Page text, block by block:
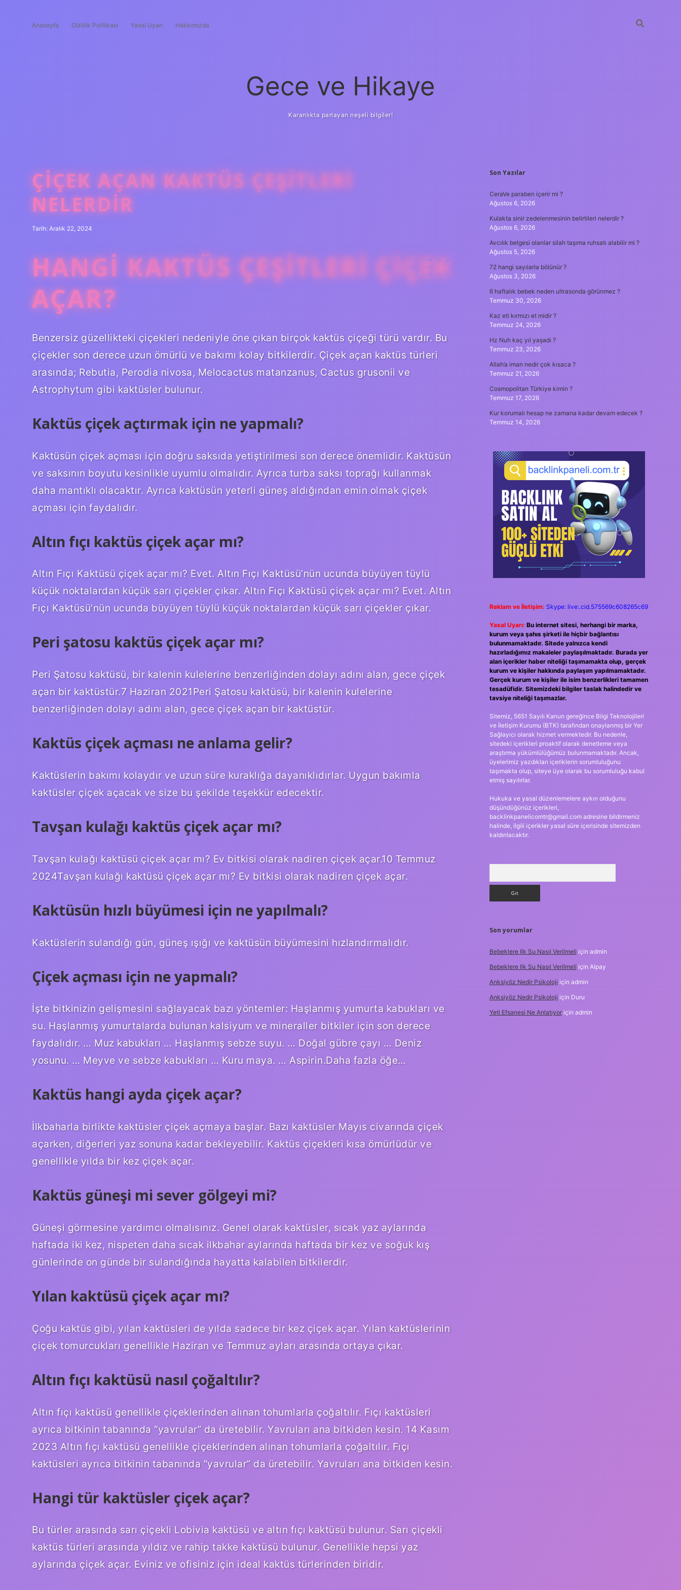
Anasayfa Gizlilik Politikası Yasal Uyarı Hakkımızda
Gece ve Hikaye
Karanlıkta parlayan neşeli bilgiler!
ÇIÇEK AÇAN KAKTÜS ÇEŞITLERI
NELERDIR
Tarih: Aralık 22, 2024
HANGI KAKTÜS ÇEŞITLERI ÇIÇEK
AÇAR?
Benzersiz güzellikteki çiçekleri nedeniyle öne çıkan birçok kaktüs çiçeği türü vardır. Bu
çiçekler son derece uzun ömürlü ve bakımı kolay bitkilerdir. Çiçek açan kaktüs türleri
arasında; Rebutia, Perodia nivosa, Melocactus matanzanus, Cactus grusonii ve
Astrophytum gibi kaktüsler bulunur.
Kaktüs çiçek açtırmak için ne yapmalı?
Kaktüsün çiçek açması için doğru saksıda yetiştirilmesi son derece önemlidir. Kaktüsün
ve saksının boyutu kesinlikle uyumlu olmalıdır. Ayrıca turba saksı toprağı kullanmak
daha mantıklı olacaktır. Ayrıca kaktüsün yeterli güneş aldığından emin olmak çiçek
açması için faydalıdır.
Altın fıçı kaktüs çiçek açar mı?
Altın Fıçı Kaktüsü çiçek açar mı? Evet. Altın Fıçı Kaktüsü’nün ucunda büyüyen tüylü
küçük noktalardan küçük sarı çiçekler çıkar. Altın Fıçı Kaktüsü çiçek açar mı? Evet. Altın
Fıçı Kaktüsü’nün ucunda büyüyen tüylü küçük noktalardan küçük sarı çiçekler çıkar.
Peri şatosu kaktüs çiçek açar mı?
Peri Şatosu kaktüsü, bir kalenin kulelerine benzerliğinden dolayı adını alan, gece çiçek
açan bir kaktüstür.7 Haziran 2021Peri Şatosu kaktüsü, bir kalenin kulelerine
benzerliğinden dolayı adını alan, gece çiçek açan bir kaktüstür.
Kaktüs çiçek açması ne anlama gelir?
Kaktüslerin bakımı kolaydır ve uzun süre kuraklığa dayanıklıdırlar. Uygun bakımla
kaktüsler çiçek açacak ve size bu şekilde teşekkür edecektir.
Tavşan kulağı kaktüs çiçek açar mı?
Tavşan kulağı kaktüsü çiçek açar mı? Ev bitkisi olarak nadiren çiçek açar.10 Temmuz
2024Tavşan kulağı kaktüsü çiçek açar mı? Ev bitkisi olarak nadiren çiçek açar.
Kaktüsün hızlı büyümesi için ne yapılmalı?
Kaktüslerin sulandığı gün, güneş ışığı ve kaktüsün büyümesini hızlandırmalıdır.
Çiçek açması için ne yapmalı?
İşte bitkinizin gelişmesini sağlayacak bazı yöntemler: Haşlanmış yumurta kabukları ve
su. Haşlanmış yumurtalarda bulunan kalsiyum ve mineraller bitkiler için son derece
faydalıdır. … Muz kabukları … Haşlanmış sebze suyu. … Doğal gübre çayı … Deniz
yosunu. … Meyve ve sebze kabukları … Kuru maya. … Aspirin.Daha fazla öğe…
Kaktüs hangi ayda çiçek açar?
İlkbaharla birlikte kaktüsler çiçek açmaya başlar. Bazı kaktüsler Mayıs civarında çiçek
açarken, diğerleri yaz sonuna kadar bekleyebilir. Kaktüs çiçekleri kısa ömürlüdür ve
genellikle yılda bir kez çiçek açar.
Kaktüs güneşi mi sever gölgeyi mi?
Güneşi görmesine yardımcı olmalısınız. Genel olarak kaktüsler, sıcak yaz aylarında
haftada iki kez, nispeten daha sıcak ilkbahar aylarında haftada bir kez ve soğuk kış
günlerinde on günde bir sulandığında hayatta kalabilen bitkilerdir.
Yılan kaktüsü çiçek açar mı?
Çoğu kaktüs gibi, yılan kaktüsleri de yılda sadece bir kez çiçek açar. Yılan kaktüslerinin
çiçek tomurcukları genellikle Haziran ve Temmuz ayları arasında ortaya çıkar.
Altın fıçı kaktüsü nasıl çoğaltılır?
Altın fıçı kaktüsü genellikle çiçeklerinden alınan tohumlarla çoğaltılır. Fıçı kaktüsleri
ayrıca bitkinin tabanında “yavrular” da üretebilir. Yavruları ana bitkiden kesin. 14 Kasım
2023 Altın fıçı kaktüsü genellikle çiçeklerinden alınan tohumlarla çoğaltılır. Fıçı
kaktüsleri ayrıca bitkinin tabanında “yavrular” da üretebilir. Yavruları ana bitkiden kesin.
Hangi tür kaktüsler çiçek açar?
Bu türler arasında sarı çiçekli Lobivia kaktüsü ve altın fıçı kaktüsü bulunur. Sarı çiçekli
kaktüs türleri arasında yıldız ve rahip takke kaktüsü bulunur. Genellikle hepsi yaz
aylarında çiçek açar. Eviniz ve ofisiniz için ideal kaktüs türlerinden biridir.
SIDEBAR
Son Yazılar
CeraVe paraben içerir mi ?
Ağustos 6, 2026
Kulakta sinir zedelenmesinin belirtileri nelerdir ?
Ağustos 6, 2026
Avcılık belgesi olanlar silah taşıma ruhsatı alabilir mi ?
Ağustos 5, 2026
72 hangi sayılarla bölünür ?
Ağustos 3, 2026
6 haftalık bebek neden ultrasonda görünmez ?
Temmuz 30, 2026
Kaz eti kırmızı et midir ?
Temmuz 24, 2026
Hz Nuh kaç yıl yaşadı ?
Temmuz 23, 2026
Allah’a iman nedir çok kısaca ?
Temmuz 21, 2026
Cosmopolitan Türkiye kimin ?
Temmuz 17, 2026
Kur korumalı hesap ne zamana kadar devam edecek ?
Temmuz 14, 2026
Reklam ve İletişim: Skype: live:.cid.575569c608265c69
Yasal Uyarı: Bu internet sitesi, herhangi bir marka,
kurum veya şahıs şirketi ile hiçbir bağlantısı
bulunmamaktadır. Sitede yalnızca kendi
hazırladığımız makaleler paylaşılmaktadır. Burada yer
alan içerikler haber niteliği taşımamakta olup, gerçek
kurum ve kişiler hakkında paylaşım yapılmamaktadır.
Gerçek kurum ve kişiler ile isim benzerlikleri tamamen
tesadüfidir. Sitemizdeki bilgiler taslak halindedir ve
tavsiye niteliği taşımazlar.
Sitemiz, 5651 Sayılı Kanun gereğince Bilgi Teknolojileri
ve İletişim Kurumu (BTK) tarafından onaylanmış bir Yer
Sağlayıcı olarak hizmet vermektedir. Bu nedenle,
sitedeki içerikleri proaktif olarak denetleme veya
araştırma yükümlülüğümüz bulunmamaktadır. Ancak,
üyelerimiz yazdıkları içeriklerin sorumluluğunu
taşımakta olup, siteye üye olarak bu sorumluluğu kabul
etmiş sayılırlar.
Hukuka ve yasal düzenlemelere aykırı olduğunu
düşündüğünüz içerikleri,
backlinkpanelicomtr@gmail.comadresine bildirmeniz
halinde, ilgili içerikler yasal süre içerisinde sitemizden
kaldırılacaktır.
Son yorumlar
Bebeklere Ilk Su Nasıl Verilmeli için admin
Bebeklere Ilk Su Nasıl Verilmeli için Alpay
Anksiyöz Nedir Psikoloji için admin
Anksiyöz Nedir Psikoloji için Duru
Yeti Efsanesi Ne Anlatıyoriçin admin